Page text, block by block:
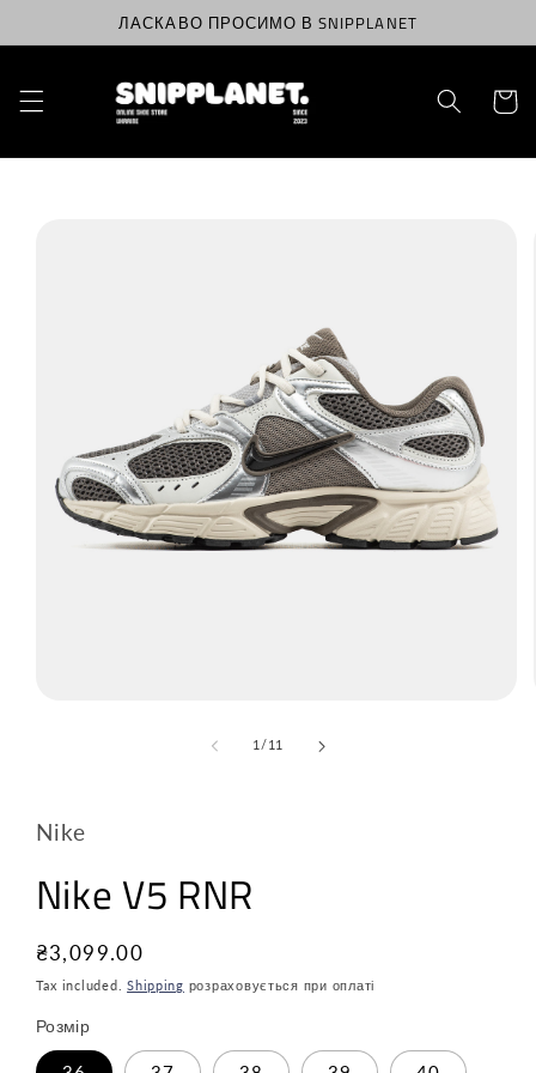
вмісту
ЛАСКАВО ПРОСИМО В SNIPPLANET
1 /з11
Nike
Nike V5 RNR
Звичайна
ціна
₴3,099.00
Tax included.Shipping розраховується при оплаті
Розмір